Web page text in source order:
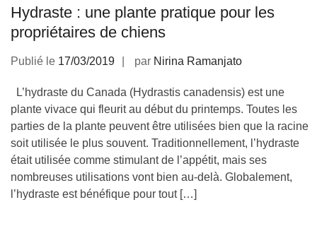
Hydraste : une plante pratique pour les
propriétaires de chiens
Publié le 17/03/2019 par Nirina Ramanjato
L’hydraste du Canada (Hydrastis canadensis) est une
plante vivace qui fleurit au début du printemps. Toutes les
parties de la plante peuvent être utilisées bien que la racine
soit utilisée le plus souvent. Traditionnellement, l’hydraste
était utilisée comme stimulant de l’appétit, mais ses
nombreuses utilisations vont bien au-delà. Globalement,
l’hydraste est bénéfique pour tout […]